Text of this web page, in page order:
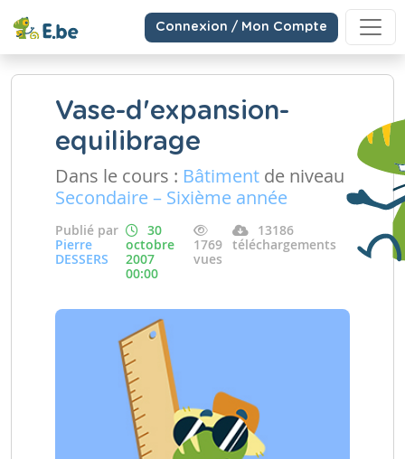
Connexion / Mon Compte
Vase-d'expansion-
equilibrage
Dans le cours : Bâtiment de niveau
Secondaire – Sixième année
Publié par
Pierre
DESSERS
30
octobre
2007
00:00
1769
vues
13186
téléchargements